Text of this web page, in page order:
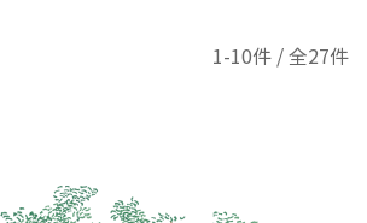
1-10件 / 全27件